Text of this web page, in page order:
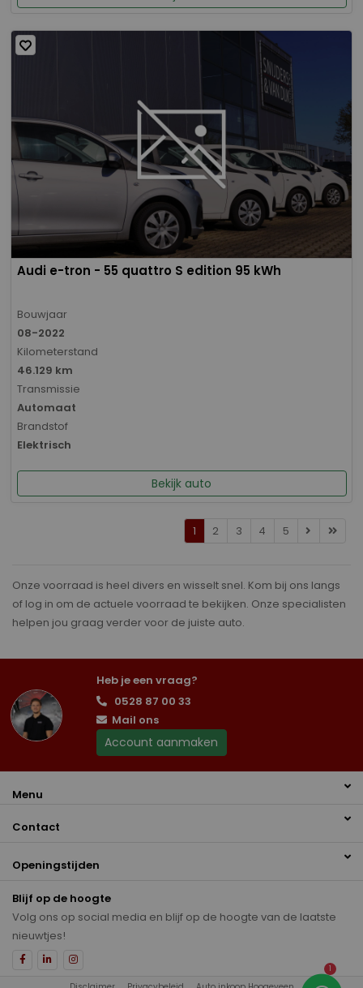
Audi e-tron - 55 quattro S edition 95 kWh
Bouwjaar
08-2022
Kilometerstand
46.129 km
Transmissie
Automaat
Brandstof
Elektrisch
Bekijk auto
1 2 3 4 5
Onze voorraad is heel divers en wisselt snel. Kom bij ons langs
of log in om de actuele voorraad te bekijken. Onze specialisten
helpen jou graag verder voor de juiste auto.
Heb je een vraag?
0528 87 00 33
Mail ons
Account aanmaken
Menu
Contact
Openingstijden
Blijf op de hoogte
Volg ons op social media en blijf op de hoogte van de laatste
nieuwtjes!
1